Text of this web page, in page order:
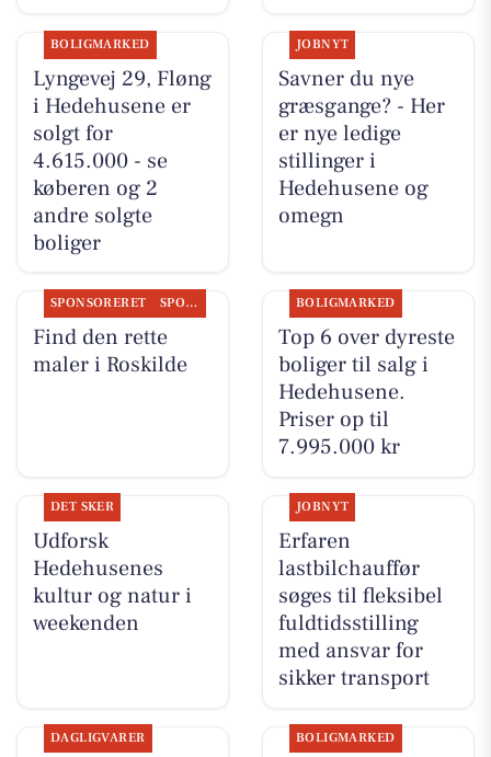
BOLIGMARKED
Lyngevej 29, Fløng
i Hedehusene er
solgt for
4.615.000 - se
køberen og 2
andre solgte
boliger
JOBNYT
Savner du nye
græsgange? - Her
er nye ledige
stillinger i
Hedehusene og
omegn
SPONSORERET SPONSORERET INDHOLD
Find den rette
maler i Roskilde
BOLIGMARKED
Top 6 over dyreste
boliger til salg i
Hedehusene.
Priser op til
7.995.000 kr
DET SKER
Udforsk
Hedehusenes
kultur og natur i
weekenden
JOBNYT
Erfaren
lastbilchauffør
søges til fleksibel
fuldtidsstilling
med ansvar for
sikker transport
DAGLIGVARER BOLIGMARKED